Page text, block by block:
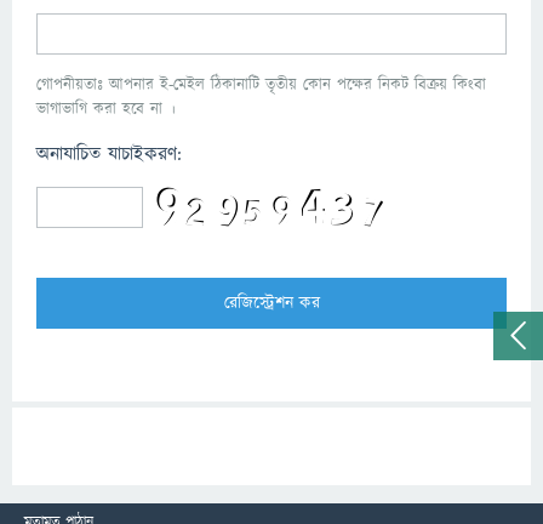
গোপনীয়তাঃ আপনার ই-মেইল ঠিকানাটি তৃতীয় কোন পক্ষের নিকট বিক্রয় কিংবা
ভাগাভাগি করা হবে না ।
অনাযাচিত যাচাইকরণ: